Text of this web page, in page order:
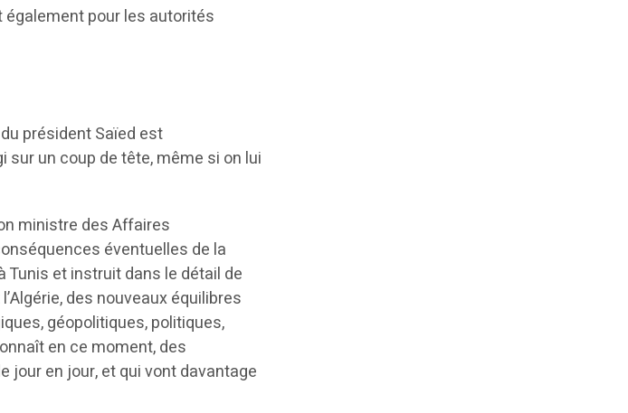
pour les autorités
président Saïed est
un coup de tête, même si on lui
ministre des Affaires
éventuelles de la
Tunis et instruit dans le détail de
des nouveaux équilibres
géopolitiques, politiques,
en ce moment, des
jour en jour, et qui vont davantage